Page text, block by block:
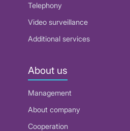
Telephony
Video surveillance
Additional services
About us
Management
About company
Cooperation